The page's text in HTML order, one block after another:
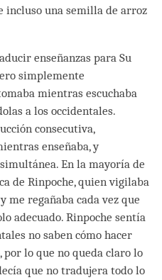
incluso una semilla de arroz
enseñanzas para Su
simplemente
mientras escuchaba
a los occidentales.
consecutiva,
enseñaba, y
En la mayoría de
de Rinpoche, quien vigilaba
me regañaba cada vez que
adecuado. Rinpoche sentía
no saben cómo hacer
por lo que no queda claro lo
que no tradujera todo lo